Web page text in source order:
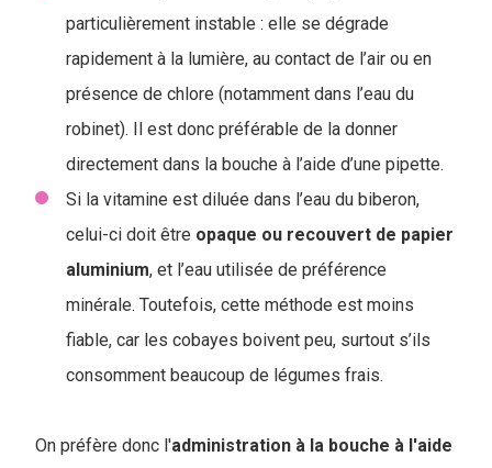
particulièrement instable : elle se dégrade
rapidement à la lumière, au contact de l’air ou en
présence de chlore (notamment dans l’eau du
robinet). Il est donc préférable de la donner
directement dans la bouche à l’aide d’une pipette.
Si la vitamine est diluée dans l’eau du biberon,
celui-ci doit être opaque ou recouvert de papier
aluminium, et l’eau utilisée de préférence
minérale. Toutefois, cette méthode est moins
fiable, car les cobayes boivent peu, surtout s’ils
consomment beaucoup de légumes frais.
On préfère donc l'administration à la bouche à l'aide